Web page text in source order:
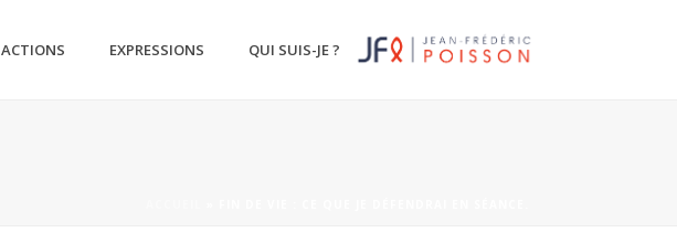
QUI SUIS-JE ?
EXPRESSIONS
ACTIONS